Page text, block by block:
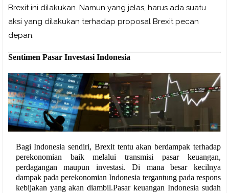
Brexit ini dilakukan. Namun yang jelas, harus ada suatu
aksi yang dilakukan terhadap proposal Brexit pecan
depan.
Sentimen Pasar Investasi Indonesia
Bagi Indonesia sendiri, Brexit tentu akan berdampak terhadap
perekonomian baik melalui transmisi pasar keuangan,
perdagangan maupun investasi. Di mana besar kecilnya
dampak pada perekonomian Indonesia tergantung pada respons
kebijakan yang akan diambil.Pasar keuangan Indonesia sudah